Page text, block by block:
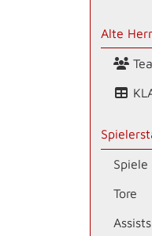
Alte
Spiele
Tore
Assists